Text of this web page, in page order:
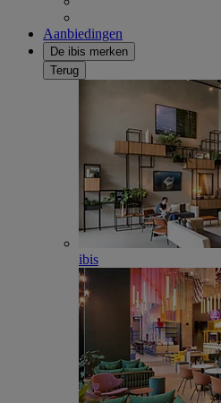
Aanbiedingen
De ibis merken
Terug
ibis